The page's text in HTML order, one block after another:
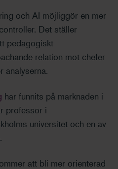
och AI möjliggör en mer
Det ställer
pedagogiskt
relation mot chefer
analyserna.
har funnits på marknaden i
professor i
universitet och en av
att bli mer orienterad